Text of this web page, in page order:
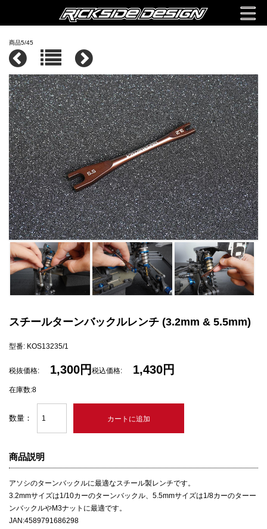
商品5/45
スチールターンバックルレンチ (3.2mm & 5.5mm)
型番: KOS13235/1
税抜価格: 1,300円 税込価格: 1,430円
在庫数:8
数量：
商品説明
アソシのターンバックルに最適なスチール製レンチです。
3.2mmサイズは1/10カーのターンバックル、5.5mmサイズは1/8カーのターー
ンバックルやM3ナットに最適です。
JAN:4589791686298